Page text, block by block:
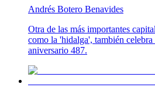
Andrés Botero Benavides
Otra de las más importantes
como la 'hidalga', también celebra
aniversario 487.